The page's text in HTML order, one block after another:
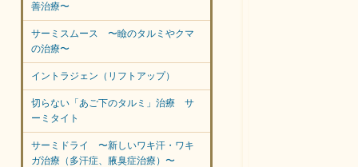
善治療〜
サーミスムース 〜瞼のタルミやクマ
の治療〜
イントラジェン（リフトアップ）
切らない「あご下のタルミ」治療 サ
ーミタイト
サーミドライ 〜新しいワキ汗・ワキ
ガ治療（多汗症、腋臭症治療）〜